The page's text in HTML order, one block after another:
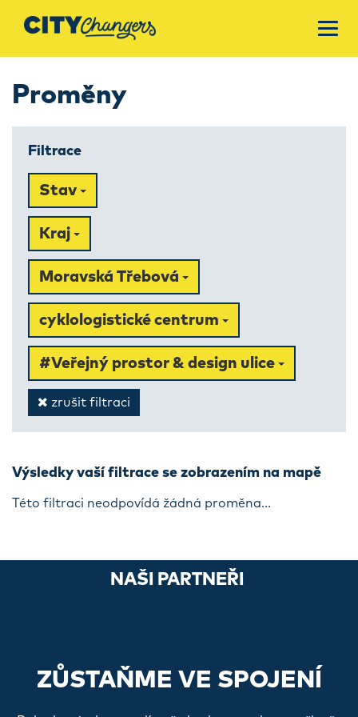
Proměny
Filtrace
Stav
Kraj
Moravská Třebová
cyklologistické centrum
#Veřejný prostor & design ulice
zrušit filtraci
Výsledky vaší filtrace se zobrazením na mapě
Této filtraci neodpovídá žádná proměna...
NAŠI PARTNEŘI
ZŮSTAŇME VE SPOJENÍ